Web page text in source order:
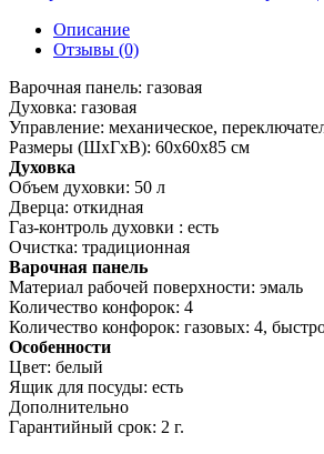
Описание
Отзывы (0)
Варочная панель: газовая
Духовка: газовая
Управление: механическое,
Размеры (ШхГхВ): 60x60x85 см
Духовка
Объем духовки: 50 л
Дверца: откидная
Газ-контроль духовки : есть
Очистка: традиционная
Варочная панель
Материал рабочей поверхности: эмаль
Количество конфорок: 4
Количество конфорок: газовых: 4,
Особенности
Цвет: белый
Ящик для посуды: есть
Дополнительно
Гарантийный срок: 2 г.